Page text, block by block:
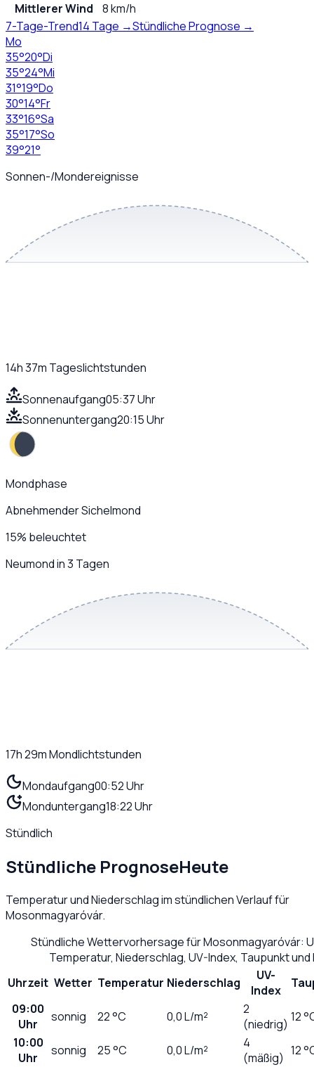
Mittlerer Wind
8 km/h
7-Tage-Trend14 Tage →Stündliche Prognose →
Mo
35°20°Di
35°24°Mi
31°19°Do
30°14°Fr
33°16°Sa
35°17°So
39°21°
Sonnen-/Mondereignisse
14h 37m Tageslichtstunden
Sonnenaufgang05:37 Uhr
Sonnenuntergang20:15 Uhr
Mondphase
Abnehmender Sichelmond
15% beleuchtet
Neumond in 3 Tagen
17h 29mMondlichtstunden
Mondaufgang00:52 Uhr
Monduntergang18:22 Uhr
Stündlich
Stündliche PrognoseHeute
Temperatur und Niederschlag im stündlichen Verlauf für
Mosonmagyaróvár.
Stündliche Wettervorhersage fürMosonmagyaróvár:
Temperatur, Niederschlag, UV-Index, Taupunkt
Uhrzeit Wetter Temperatur Niederschlag
UV-
Index
09:00
Uhr
sonnig 22°C 0,0L/m²
2
(niedrig) 12
10:00
Uhr
sonnig 25°C 0,0L/m²
4
(mäßig) 12